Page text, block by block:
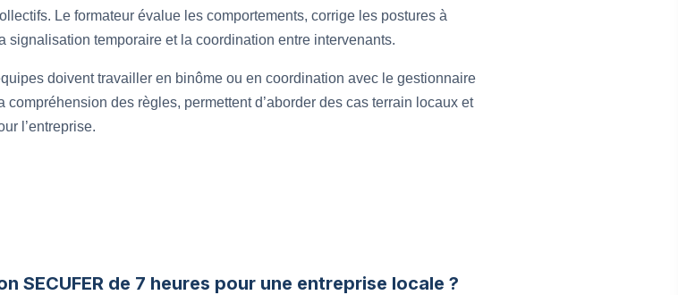
Le formateur évalue les comportements, corrige les postures à
signalisation temporaire et la coordination entre intervenants.
doivent travailler en binôme ou en coordination avec le gestionnaire
des règles, permettent d’aborder des cas terrain locaux et
l’entreprise.
SECUFER de 7 heures pour une entreprise locale ?